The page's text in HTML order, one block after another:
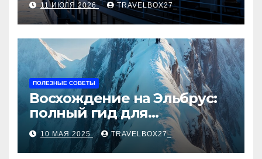
11 ИЮЛЯ 2026 TRAVELBOX27_
ПОЛЕЗНЫЕ СОВЕТЫ
Восхождение на Эльбрус:
полный гид для
покорителя высочайшей
вершины Европы
10 МАЯ 2025 TRAVELBOX27_